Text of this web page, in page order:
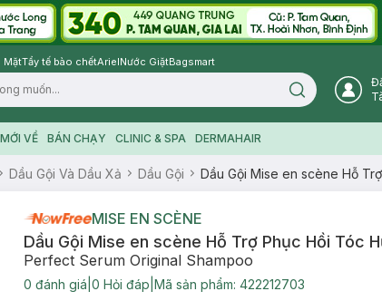
MặtTẩy tế bào chếtArielNước GiặtBagsmart
Search icon
VỀ BÁN CHẠY CLINIC & SPA DERMAHAIR
Dầu Gội Và Dầu Xả Dầu Gội Dầu Gội Mise en scène Hỗ
MISE EN SCÈNE
Dầu Gội Mise en scène Hỗ Trợ Phục Hồi Tóc
Perfect Serum Original Shampoo
0 đánh giá 0 Hỏi đáp Mã sản phẩm: 422212703